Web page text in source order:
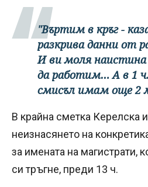
"Въртим в кръг -
разкрива данни от
И ви моля
да работим… А в 1
смисъл имам още 2
В крайна сметка Керелска
неизнасянето на
за имената на магистрати,
си тръгне, преди 13 ч.